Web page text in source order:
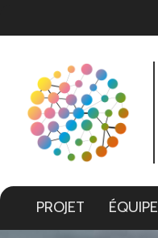
PROJET ÉQUIPE